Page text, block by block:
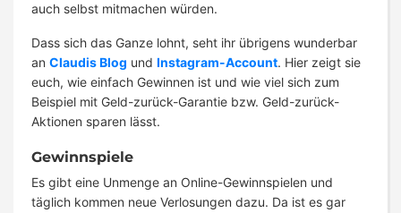
auch selbst mitmachen würden.
Dass sich das Ganze lohnt, seht ihr übrigens wunderbar
an Claudis Blog und Instagram-Account. Hier zeigt sie
euch, wie einfach Gewinnen ist und wie viel sich zum
Beispiel mit Geld-zurück-Garantie bzw. Geld-zurück-
Aktionen sparen lässt.
Gewinnspiele
Es gibt eine Unmenge an Online-Gewinnspielen und
täglich kommen neue Verlosungen dazu. Da ist es gar